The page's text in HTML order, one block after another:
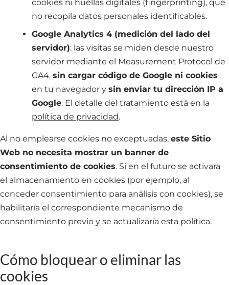
cookies ni huellas digitales (fingerprinting), que
no recopila datos personales identificables.
Google Analytics 4 (medición del lado del
servidor): las visitas se miden desde nuestro
servidor mediante el Measurement Protocol de
GA4,sin cargar código de Google ni cookies
en tu navegador ysin enviar tu dirección IP a
Google. El detalle del tratamiento está en la
política de privacidad.
Al no emplearse cookies no exceptuadas, este Sitio
Web no necesita mostrar un banner de
consentimiento de cookies. Si en el futuro se activara
el almacenamiento en cookies (por ejemplo, al
conceder consentimiento para análisis con cookies), se
habilitaría el correspondiente mecanismo de
consentimiento previo y se actualizaría esta política.
Cómo bloquear o eliminar las
cookies